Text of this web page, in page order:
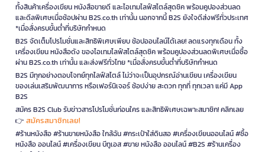
ทั้งสินค้าเครื่องเขียน หนังสือขายดี และไอเทมไลฟ์สไตล์สุดชิค พร้อมคูปองส่วนลด
และดีลพิเศษเมื่อช้อปผ่าน B2S.co.th เท่านั้น นอกจากนี้ B2S ยังใจดีส่งฟรีทั่วประเทศ
*เมื่อสั่งครบขั้นต่ำที่บริษัทกำหนด
B2S จัดเต็มโปรโมชั่นและสิทธิพิเศษเพียบ ช้อปออนไลน์ได้เลย! ลดแรงทุกเดือน ทั้ง
เครื่องเขียน หนังสือดัง ของไอเทมไลฟ์สไตล์สุดชิค พร้อมคูปองส่วนลดพิเศษเมื่อซื้อ
ผ่าน B2S.co.th เท่านั้น และส่งฟรีทั่วไทย *เมื่อสั่งครบขั้นต่ำที่บริษัทกำหนด
B2S มีทุกอย่างตอบโจทย์ทุกไลฟ์สไตล์ ไม่ว่าจะเป็นอุปกรณ์อ่านเขียน เครื่องเขียน
ของเล่นเสริมพัฒนาการ หรือเฟอร์นิเจอร์ ช้อปง่าย สะดวก ทุกที่ ทุกเวลา แค่มี App
B2S
สมัคร B2S Club รับข่าวสารโปรโมชั่นก่อนใคร และสิทธิพิเศษเฉพาะสมาชิก! คลิกเลย
👉 สมัครสมาชิกเลย!
#ร้านหนังสือ #ร้านขายหนังสือ ใกล้ฉัน #กระเป๋าใส่ดินสอ #เครื่องเขียนออนไลน์ #ซื้อ
หนังสือ ออนไลน์ #เครื่องเขียน บีทูเอส #ขาย หนังสือ ออนไลน์ #B2S #ร้านเครื่อง